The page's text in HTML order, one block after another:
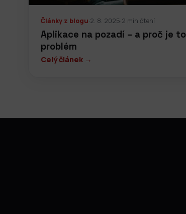
Články z blogu·2. 8. 2025·2 min čtení
Aplikace na pozadí – a proč je to
problém
Celý článek →